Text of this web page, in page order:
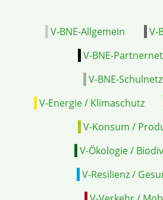
V-BNE-Allgemein
V-
V-BNE-
V-BNE-
V-Energie / Klimaschutz
V-Konsum /
V-Ökologie /
V-Resilienz /